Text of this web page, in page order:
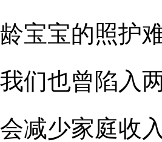
宝宝的照护
们也曾陷入
减少家庭收